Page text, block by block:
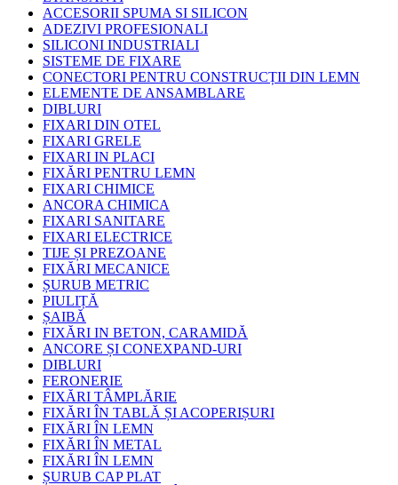
ACCESORII SPUMA SI SILICON
ADEZIVI PROFESIONALI
SILICONI INDUSTRIALI
SISTEME DE FIXARE
CONECTORI PENTRU CONSTRUCȚII DIN LEMN
ELEMENTE DE ANSAMBLARE
DIBLURI
FIXARI DIN OTEL
FIXARI GRELE
FIXARI IN PLACI
FIXĂRI PENTRU LEMN
FIXARI CHIMICE
ANCORA CHIMICA
FIXARI SANITARE
FIXARI ELECTRICE
TIJE ȘI PREZOANE
FIXĂRI MECANICE
ȘURUB METRIC
PIULIȚĂ
ȘAIBĂ
FIXĂRI IN BETON, CARAMIDĂ
ANCORE ȘI CONEXPAND-URI
DIBLURI
FERONERIE
FIXĂRI TÂMPLĂRIE
FIXĂRI ÎN TABLĂ ȘI ACOPERIȘURI
FIXĂRI ÎN LEMN
FIXĂRI ÎN METAL
FIXĂRI ÎN LEMN
ȘURUB CAP PLAT